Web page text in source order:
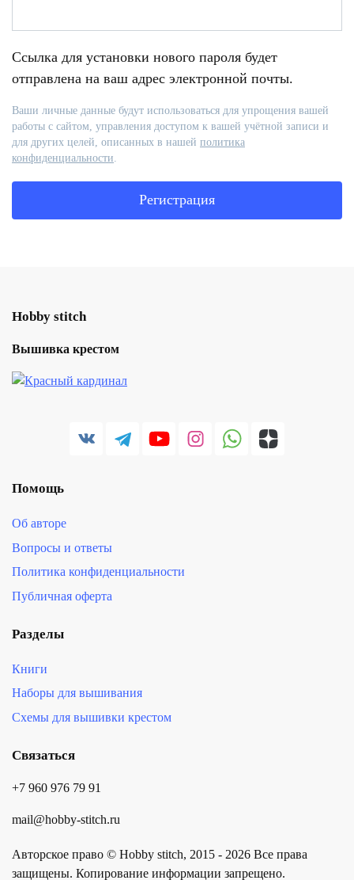
Ссылка для установки нового пароля будет
отправлена ​​на ваш адрес электронной почты.
Ваши личные данные будут использоваться для упрощения вашей
работы с сайтом, управления доступом к вашей учётной записи и
для других целей, описанных в нашей политика
конфиденциальности
Регистрация
Hobby stitch
Вышивка крестом
Помощь
Об авторе
Вопросы и ответы
Политика конфиденциальности
Публичная оферта
Разделы
Книги
Наборы для вышивания
Схемы для вышивки крестом
Связаться
+7 960 976 79 91
mail@hobby-stitch.ru
Авторское право © Hobby stitch, 2015 - 2026 Все права
защищены. Копирование информации запрещено.